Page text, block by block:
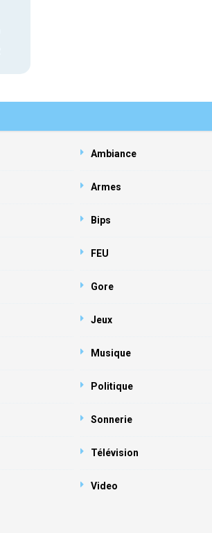
Ambiance
Armes
Bips
FEU
Gore
Jeux
Musique
Politique
Sonnerie
Télévision
Video